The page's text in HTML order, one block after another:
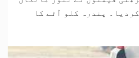
پندرہ کلو آٹے کا